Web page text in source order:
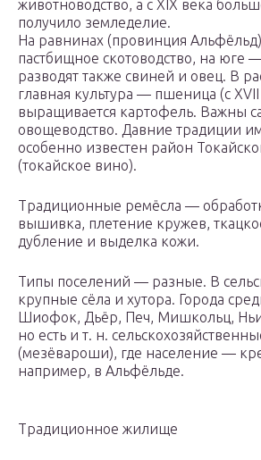
животноводство, а с XIX века
получило земледелие.
На равнинах (провинция
пастбищное скотоводство, на юге
разводят также свиней и овец. В
главная культура — пшеница (с XVII
выращивается картофель. Важны
овощеводство. Давние традиции
особенно известен район
(токайское вино).
Традиционные ремёсла —
вышивка, плетение кружев,
дубление и выделка кожи.
Типы поселений — разные. В
крупные сёла и хутора. Города
Шиофок, Дьёр, Печ, Мишкольц,
но есть и т. н.
(мезёвароши), где население —
например, в Альфёльде.
Традиционное жилище